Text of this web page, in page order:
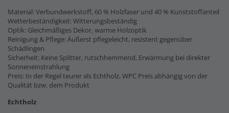
Material: Verbundwerkstoff, 60 % Holzfaser und 40 % Kunststoffanteil
Wetterbeständigkeit: Witterungsbeständig
Optik: Gleichmäßiges Dekor, warme Holzoptik
Reinigung & Pflege: Äußerst pflegeleicht, resistent gegenüber
Schädlingen
Sicherheit: Keine Splitter, rutschhemmend, Erwärmung bei direkter
Sonneneinstrahlung
Preis: In der Regel teurer als Echtholz, WPC Preis abhängig von der
Qualität bzw. dem Produkt
Echtholz